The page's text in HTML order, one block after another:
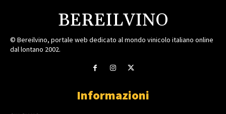
BEREILVINO
© Bereilvino, portale web dedicato al mondo vinicolo italiano online
dal lontano 2002.
Informazioni